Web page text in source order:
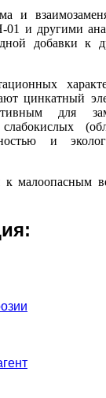
и
и другими
добавки к
цинкатный
для
и
малоопасным